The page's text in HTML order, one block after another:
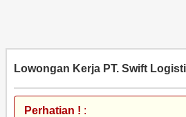
Lowongan Kerja PT. Swift
Perhatian ! :